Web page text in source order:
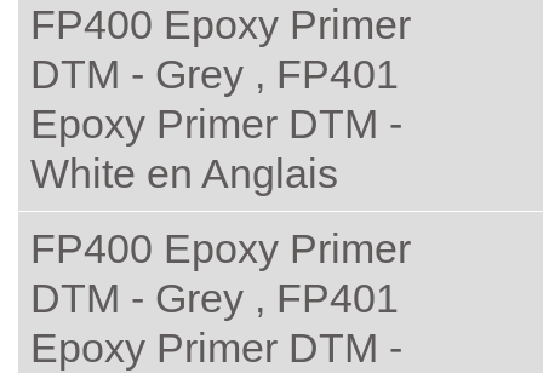
FP400 Epoxy Primer
DTM - Grey , FP401
Epoxy Primer DTM -
White en Anglais
FP400 Epoxy Primer
DTM - Grey , FP401
Epoxy Primer DTM -